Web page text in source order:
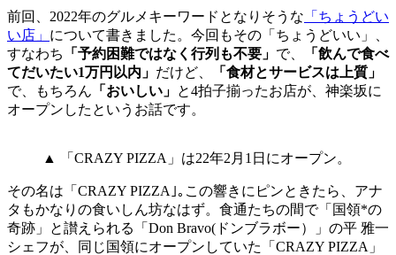
前回、2022年のグルメキーワードとなりそうな 「ちょうどい
い店」 について書きました。今回もその「ちょうどいい」、
すなわち
「予約困難ではなく行列も不要」 で、
「飲んで食べ
てだいたい1万円以内」 だけど、
「食材とサービスは上質」
で、もちろん 「おいしい」 と4拍子揃ったお店が、神楽坂に
オープンしたというお話です。
▲ 「CRAZY PIZZA」は22年2月1日にオープン。
その名は「CRAZY PIZZA｣｡この響きにピンときたら、アナ
タもかなりの食いしん坊なはず。食通たちの間で「国領*の
奇跡」と讃えられる「Don Bravo(ドンブラボー）」の平 雅一
シェフが、同じ国領にオープンしていた「CRAZY PIZZA」